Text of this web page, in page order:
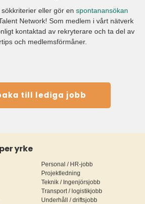
eller gör en spontanansökan
Network! Som medlem i vårt nätverk
kontaktad av rekryterare och ta del av
och medlemsförmåner.
till lediga jobb
yrke
Personal / HR-jobb
Projektledning
Teknik / Ingenjörsjobb
Transport / logistikjobb
Underhåll / driftsjobb